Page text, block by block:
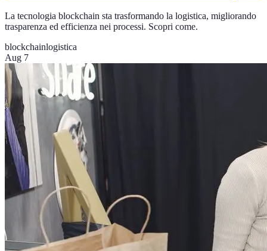
La tecnologia blockchain sta trasformando la logistica, migliorando
trasparenza ed efficienza nei processi. Scopri come.
blockchainlogistica
Aug 7